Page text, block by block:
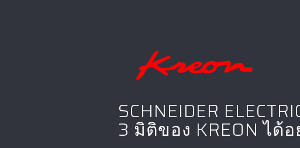
SCHNEIDER
3 มิติของ KREON ได้อ